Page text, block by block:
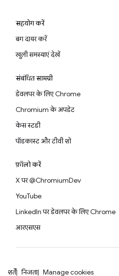
सहयोग करें
बग दायर करें
खुली समस्याएं देखें
संबंधित सामग्री
डेवलपर के लिए Chrome
Chromium के अपडेट
केस स्टडी
पॉडकास्ट और टीवी शो
फ़ॉलो करें
X पर @ChromiumDev
YouTube
LinkedIn पर डेवलपर के लिए Chrome
आरएसएस
शर्तें निजता Manage cookies